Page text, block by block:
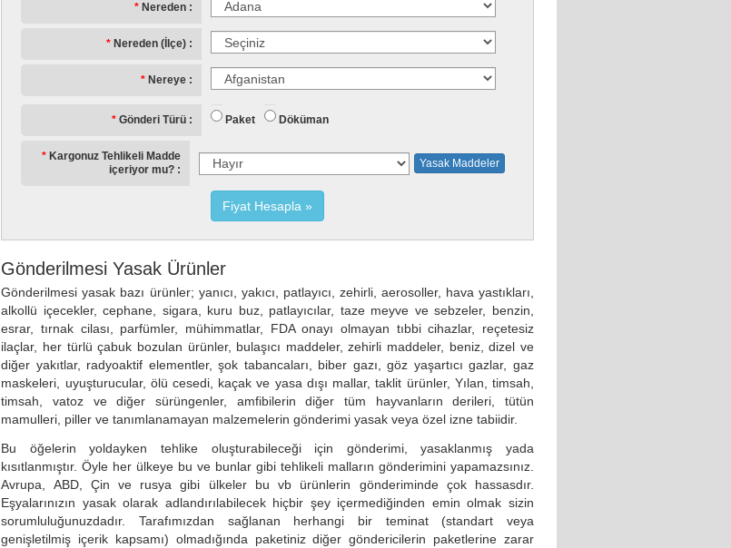
Nereden
Nereden (İlçe)
Nereye
Gönderi Türü Paket Döküman
Kargonuz Tehlikeli Madde
içeriyor mu?
Yasak Maddeler
Fiyat Hesapla
Gönderilmesi Yasak Ürünler
Gönderilmesi yasak bazı ürünler; yanıcı, yakıcı, patlayıcı, zehirli, aerosoller, hava yastıkları,
alkollü içecekler, cephane, sigara, kuru buz, patlayıcılar, taze meyve ve sebzeler, benzin,
esrar, tırnak cilası, parfümler, mühimmatlar, FDA onayı olmayan tıbbi cihazlar, reçetesiz
ilaçlar, her türlü çabuk bozulan ürünler, bulaşıcı maddeler, zehirli maddeler, beniz, dizel ve
diğer yakıtlar, radyoaktif elementler, şok tabancaları, biber gazı, göz yaşartıcı gazlar, gaz
maskeleri, uyuşturucular, ölü cesedi, kaçak ve yasa dışı mallar, taklit ürünler, Yılan, timsah,
timsah, vatoz ve diğer sürüngenler, amfibilerin diğer tüm hayvanların derileri, tütün
mamulleri, piller ve tanımlanamayan malzemelerin gönderimi yasak veya özel izne tabiidir.
Bu öğelerin yoldayken tehlike oluşturabileceği için gönderimi, yasaklanmış yada
kısıtlanmıştır. Öyle her ülkeye bu ve bunlar gibi tehlikeli malların gönderimini yapamazsınız.
Avrupa, ABD, Çin ve rusya gibi ülkeler bu vb ürünlerin gönderiminde çok hassasdır.
Eşyalarınızın yasak olarak adlandırılabilecek hiçbir şey içermediğinden emin olmak sizin
sorumluluğunuzdadır. Tarafımızdan sağlanan herhangi bir teminat (standart veya
genişletilmiş içerik kapsamı) olmadığında paketiniz diğer göndericilerin paketlerine zarar